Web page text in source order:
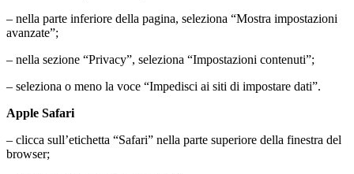
– nella parte inferiore della pagina, seleziona “Mostra impostazioni
avanzate”;
– nella sezione “Privacy”, seleziona “Impostazioni contenuti”;
– seleziona o meno la voce “Impedisci ai siti di impostare dati”.
Apple Safari
– clicca sull’etichetta “Safari” nella parte superiore della finestra del
browser;